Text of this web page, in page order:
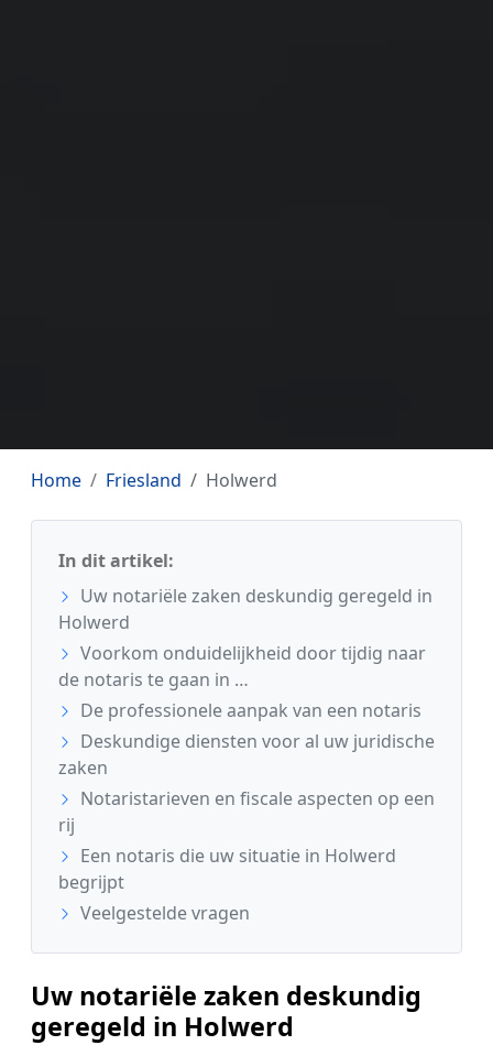
Home Friesland Holwerd
In dit artikel:
Uw notariële zaken deskundig geregeld in
Holwerd
Voorkom onduidelijkheid door tijdig naar
de notaris te gaan in …
De professionele aanpak van een notaris
Deskundige diensten voor al uw juridische
zaken
Notaristarieven en fiscale aspecten op een
rij
Een notaris die uw situatie in Holwerd
begrijpt
Veelgestelde vragen
Uw notariële zaken deskundig
geregeld in Holwerd